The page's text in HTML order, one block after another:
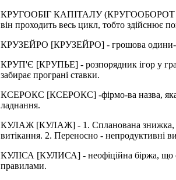
КРУГООБІГ КАПІТАЛУ (КРУГООБОРОТ
він проходить весь цикл, тобто здійснює
КРУЗЕЙРО [КРУЗЕЙРО] - грошова одини-ця
КРУП'Є [КРУПЬЕ] - розпорядник ігор у
забирає програні ставки.
КСЕРОКС [КСЕРОКС] -фірмо-ва назва, яка
ладнання.
КУЛАЖ [КУЛАЖ] - 1. Спланована знижка,
витікання. 2. Переносно - непродуктивні
КУЛІСА [КУЛИСА] - неофіційна біржа, що
правилами.